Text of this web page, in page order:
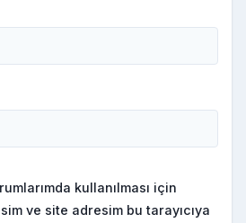
kullanılması için
ve site adresim bu tarayıcıya